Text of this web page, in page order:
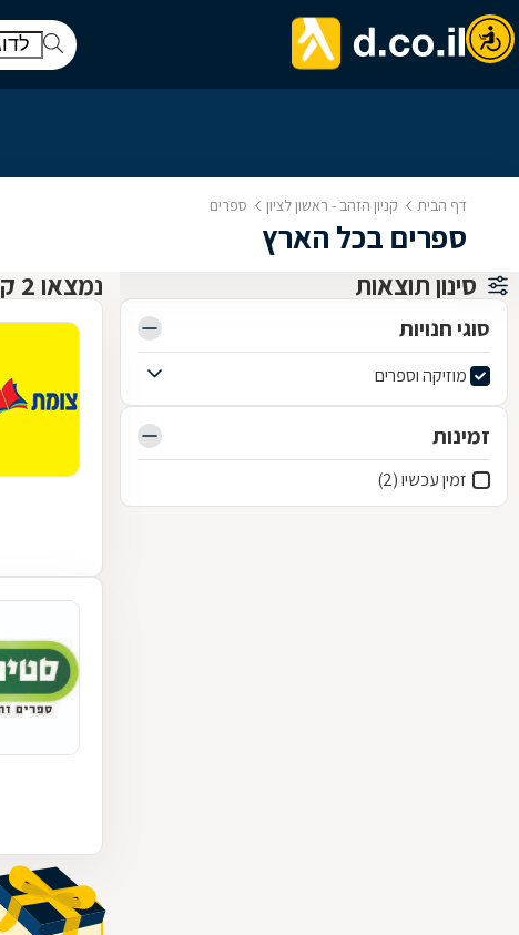
דף הבית קניון הזהב - ראשון לציון ספרים
ספרים בכל הארץ
סינון תוצאות
סוגי חנויות
מוזיקה וספרים
זמינות
זמין עכשיו (2)
נמצאו 2 קניון הזהב - ראשון לציון